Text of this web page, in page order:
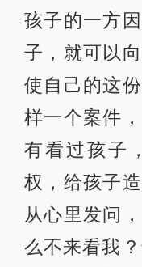
孩子的一方
子，就可以
使自己的这
样一个案件
有看过孩子
权，给孩子
从心里发问
么不来看我